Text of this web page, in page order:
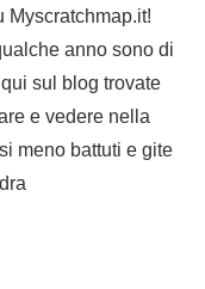
Myscratchmap.it!
anno sono di
sul blog trovate
e vedere nella
meno battuti e gite